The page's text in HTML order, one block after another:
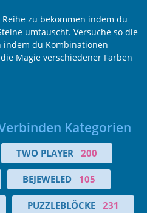
zu bekommen indem du
umtauscht. Versuche so die
indem du Kombinationen
Magie verschiedener Farben
Kategorien
TWO PLAYER 200
BEJEWELED 105
PUZZLEBLÖCKE 231